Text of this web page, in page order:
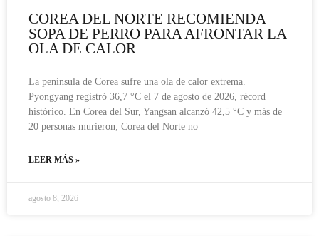
COREA DEL NORTE RECOMIENDA
SOPA DE PERRO PARA AFRONTAR LA
OLA DE CALOR
La península de Corea sufre una ola de calor extrema.
Pyongyang registró 36,7 °C el 7 de agosto de 2026, récord
histórico. En Corea del Sur, Yangsan alcanzó 42,5 °C y más de
20 personas murieron; Corea del Norte no
LEER MÁS »
agosto 8, 2026